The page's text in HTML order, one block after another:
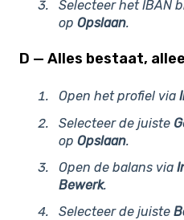
Selecteer het IBAN
op Opslaan.
D — Alles bestaat,
Open het profiel via
Selecteer de juiste
op Opslaan.
Open de balans via
Bewerk.
Selecteer de juiste